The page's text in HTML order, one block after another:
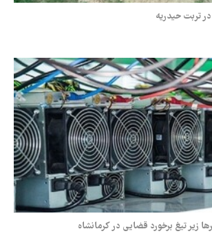
زیر تیغ برخورد قضایی در کرمانشاه